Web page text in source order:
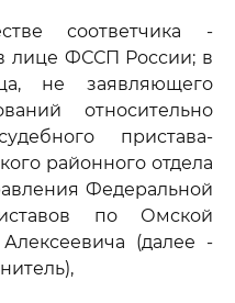
соответчика -
лице ФССП России; в
не заявляющего
относительно
пристава-
районного отдела
Федеральной
по Омской
(далее -